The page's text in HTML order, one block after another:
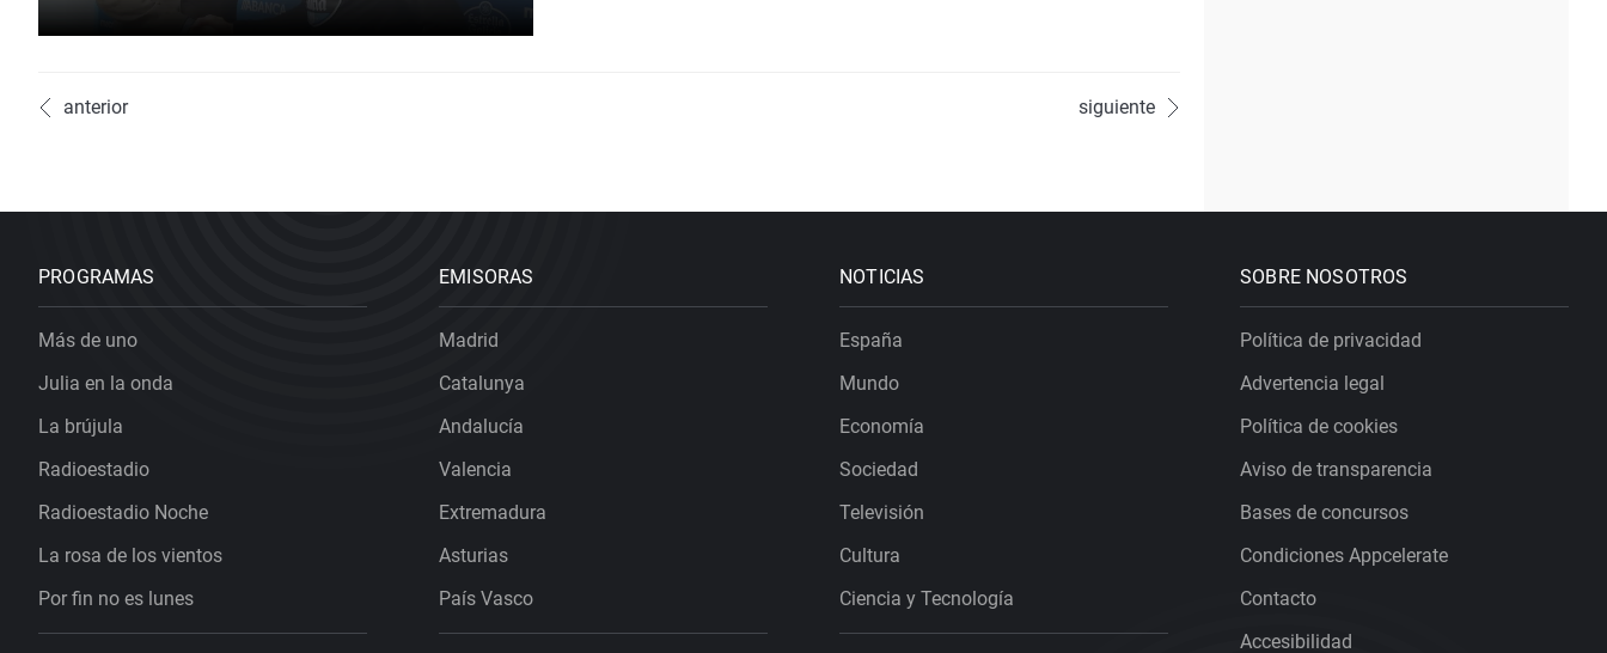
anterior siguiente
PROGRAMAS
Más de uno
Julia en la onda
La brújula
Radioestadio
Radioestadio Noche
La rosa de los vientos
Por fin no es lunes
EMISORAS
Madrid
Catalunya
Andalucía
Valencia
Extremadura
Asturias
País Vasco
NOTICIAS
España
Mundo
Economía
Sociedad
Televisión
Cultura
Ciencia y Tecnología
SOBRE NOSOTROS
Política de privacidad
Advertencia legal
Política de cookies
Aviso de transparencia
Bases de concursos
Condiciones Appcelerate
Contacto
Accesibilidad